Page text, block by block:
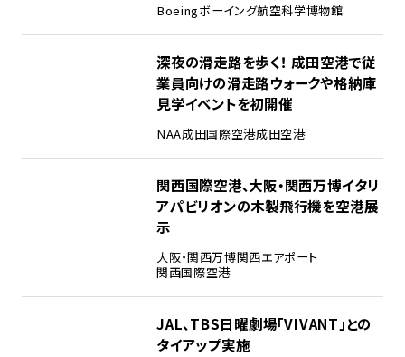
Boeingボーイング航空科学博物館
深夜の滑走路を歩く！ 成田空港で従
業員向けの滑走路ウォークや格納庫
見学イベントを初開催
NAA成田国際空港成田空港
関西国際空港、大阪・関西万博イタリ
アパビリオンの木製飛行機を空港展
示
大阪・関西万博関西エアポート
関西国際空港
JAL、TBS日曜劇場「VIVANT」との
タイアップ実施